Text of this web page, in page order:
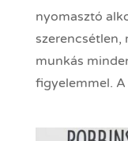
nyomasztó
szerencsétlen,
munkás
figyelemmel.